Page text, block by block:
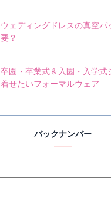
ウェディングドレスの真空パ
要？
卒園・卒業式＆入園・入学式
着せたいフォーマルウェア
バックナンバー